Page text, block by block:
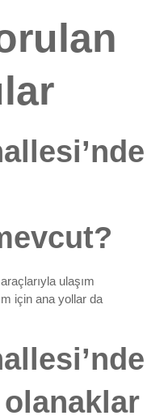
ulaşım
için ana yollar da